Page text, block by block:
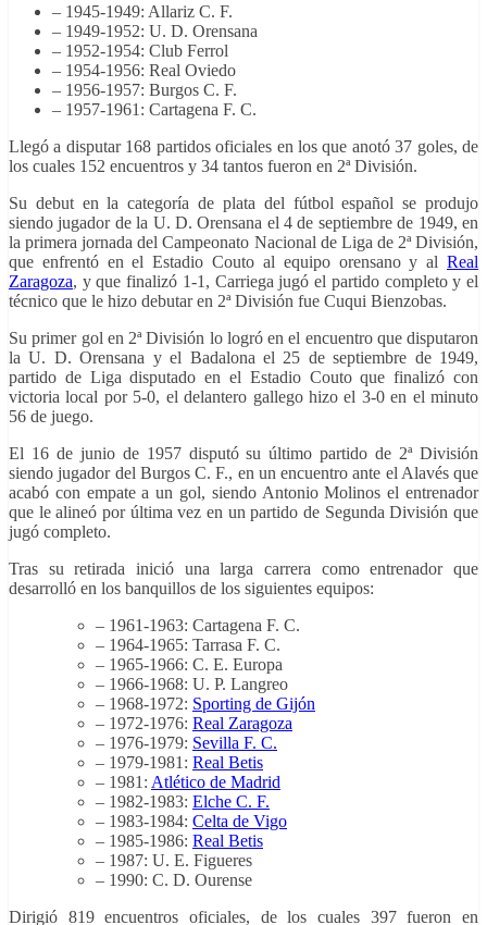
– 1945-1949: Allariz C. F.
– 1949-1952: U. D. Orensana
– 1952-1954: Club Ferrol
– 1954-1956: Real Oviedo
– 1956-1957: Burgos C. F.
– 1957-1961: Cartagena F. C.
Llegó a disputar 168 partidos oficiales en los que anotó 37 goles, de
los cuales 152 encuentros y 34 tantos fueron en 2ª División.
Su debut en la categoría de plata del fútbol español se produjo
siendo jugador de la U. D. Orensana el 4 de septiembre de 1949, en
la primera jornada del Campeonato Nacional de Liga de 2ª División,
que enfrentó en el Estadio Couto al equipo orensano y al Real
Zaragoza, y que finalizó 1-1, Carriega jugó el partido completo y el
técnico que le hizo debutar en 2ª División fue Cuqui Bienzobas.
Su primer gol en 2ª División lo logró en el encuentro que disputaron
la U. D. Orensana y el Badalona el 25 de septiembre de 1949,
partido de Liga disputado en el Estadio Couto que finalizó con
victoria local por 5-0, el delantero gallego hizo el 3-0 en el minuto
56 de juego.
El 16 de junio de 1957 disputó su último partido de 2ª División
siendo jugador del Burgos C. F., en un encuentro ante el Alavés que
acabó con empate a un gol, siendo Antonio Molinos el entrenador
que le alineó por última vez en un partido de Segunda División que
jugó completo.
Tras su retirada inició una larga carrera como entrenador que
desarrolló en los banquillos de los siguientes equipos:
– 1961-1963: Cartagena F. C.
– 1964-1965: Tarrasa F. C.
– 1965-1966: C. E. Europa
– 1966-1968: U. P. Langreo
– 1968-1972: Sporting de Gijón
– 1972-1976: Real Zaragoza
– 1976-1979: Sevilla F. C.
– 1979-1981: Real Betis
– 1981: Atlético de Madrid
– 1982-1983: Elche C. F.
– 1983-1984: Celta de Vigo
– 1985-1986: Real Betis
– 1987: U. E. Figueres
– 1990: C. D. Ourense
Dirigió 819 encuentros oficiales, de los cuales 397 fueron en